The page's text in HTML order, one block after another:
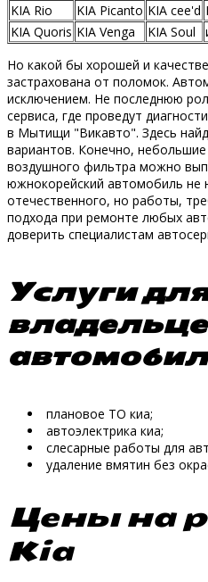
KIA Rio KIA Picanto KIA cee'd
KIA Quoris KIA Venga KIA Soul
Но какой бы хорошей и
застрахована от поломок.
исключением. Не последнюю
сервиса, где проведут
в Мытищи "Викавто". Здесь
вариантов. Конечно,
воздушного фильтра можно
южнокорейский автомобиль не
отечественного, но работы,
подхода при ремонте любых
доверить специалистам
Услуги
плановое ТО киа;
автоэлектрика киа;
слесарные работы для
удаление вмятин без
Цены на
Kia